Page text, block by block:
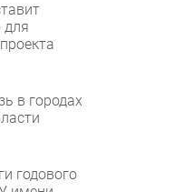
для
в городах
годового